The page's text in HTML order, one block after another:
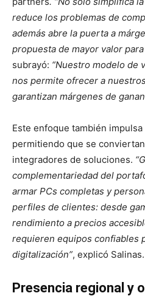
reduce los problemas de
además abre la puerta a
propuesta de mayor valor
subrayó: “Nuestro modelo de
nos permite ofrecer a
garantizan márgenes de
Este enfoque también
permitiendo que se
integradores de soluciones.
complementariedad del
armar PCs completas y
perfiles de clientes: desde
rendimiento a precios
requieren equipos confiables
digitalización”, explicó Salinas.
Presencia regional y